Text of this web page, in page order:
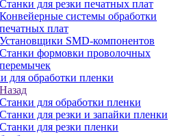
Станки для резки печатных плат
Конвейерные системы обработки
печатных плат
Установщики SMD-компонентов
Станки формовки проволочных
перемычек
для обработки пленки
Назад
Станки для обработки пленки
Станки для резки и запайки пленки
Станки для резки пленки